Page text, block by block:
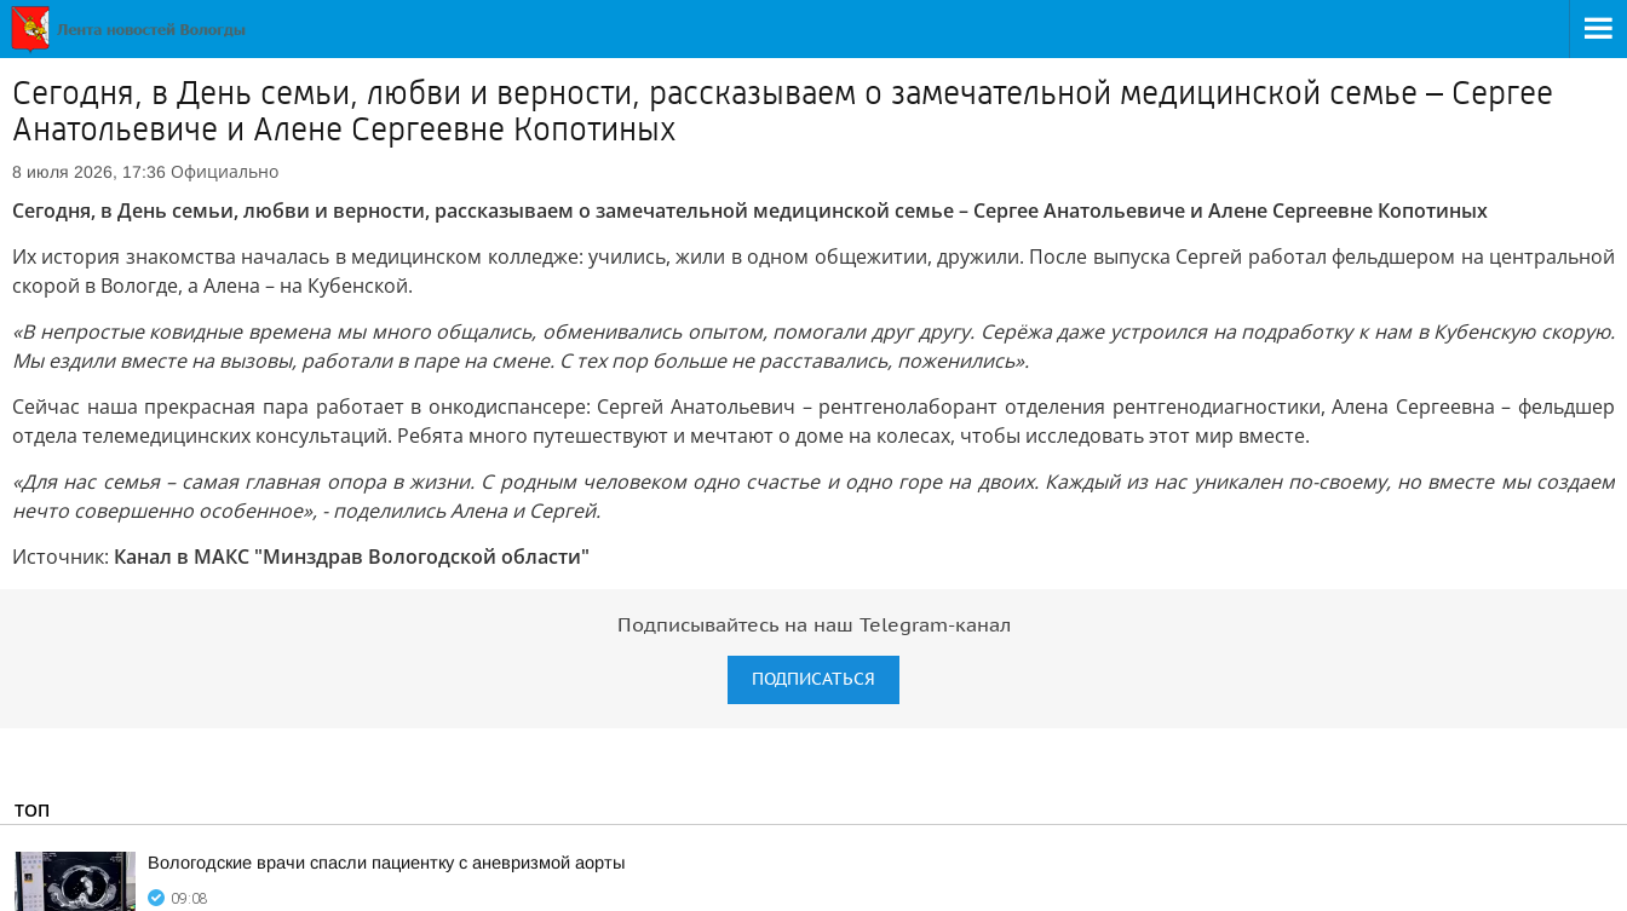
Сегодня, в День семьи, любви и верности, рассказываем о замечательной медицинской семье – Сергее
Анатольевиче и Алене Сергеевне Копотиных
8 июля 2026, 17:36 Официально
Сегодня, в День семьи, любви и верности, рассказываем о замечательной медицинской семье – Сергее Анатольевиче и Алене Сергеевне Копотиных
Их история знакомства началась в медицинском колледже: учились, жили в одном общежитии, дружили. После выпуска Сергей работал фельдшером на центральной
скорой в Вологде, а Алена – на Кубенской.
«В непростые ковидные времена мы много общались, обменивались опытом, помогали друг другу. Серёжа даже устроился на подработку к нам в Кубенскую скорую.
Мы ездили вместе на вызовы, работали в паре на смене. С тех пор больше не расставались, поженились».
Сейчас наша прекрасная пара работает в онкодиспансере: Сергей Анатольевич – рентгенолаборант отделения рентгенодиагностики, Алена Сергеевна – фельдшер
отдела телемедицинских консультаций. Ребята много путешествуют и мечтают о доме на колесах, чтобы исследовать этот мир вместе.
«Для нас семья – самая главная опора в жизни. С родным человеком одно счастье и одно горе на двоих. Каждый из нас уникален по-своему, но вместе мы создаем
нечто совершенно особенное», - поделились Алена и Сергей.
Источник: Канал в МАКС "Минздрав Вологодской области"
Подписывайтесь на наш Telegram-канал
ПОДПИСАТЬСЯ
ТОП
Вологодские врачи спасли пациентку с аневризмой аорты
09:08